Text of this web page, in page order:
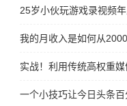
25岁小伙玩游戏录视频年
我的月收入是如何从
实战！利用传统高权重媒
一个小技巧让今日头条